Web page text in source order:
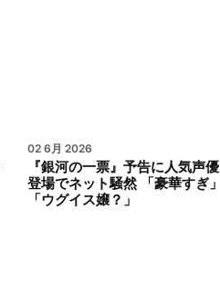
02 6月 2026
『銀河の一票』予告に人気声優
登場でネット騒然 「豪華すぎ」
「ウグイス嬢？」